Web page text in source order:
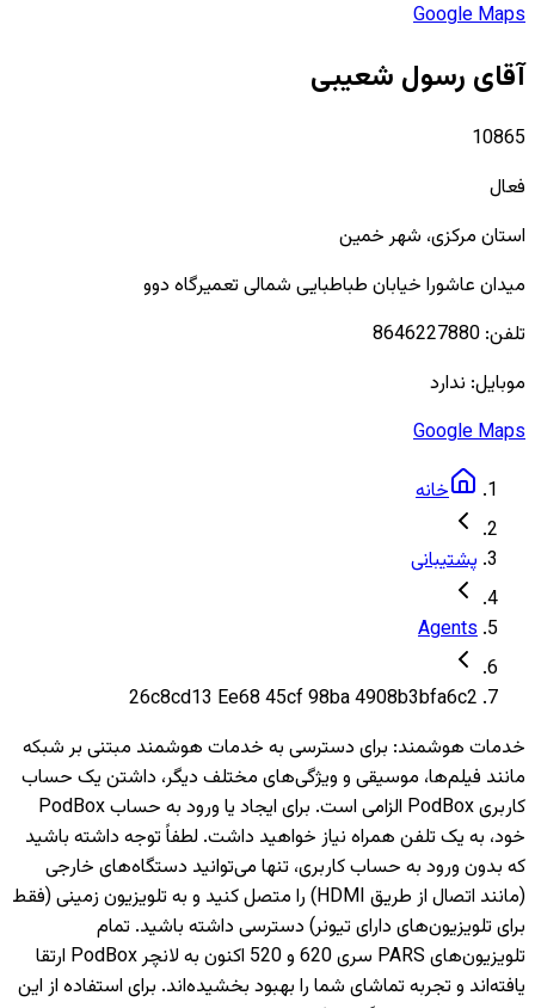
Google Maps
آقای رسول شعیبی
10865
فعال
استان مرکزی، شهرخمین
میدان عاشورا خیابان طباطبایی شمالی تعمیرگاه دوو
تلفن: 8646227880
موبایل: ندارد
Google Maps
خانه
پشتیبانی
Agents
26c8cd13 Ee68 45cf 98ba 4908b3bfa6c2
خدمات هوشمند: برای دسترسی به خدمات هوشمند مبتنی بر شبکه
مانند فیلم‌ها، موسیقی و ویژگی‌های مختلف دیگر، داشتن یک حساب
کاربری PodBox الزامی است. برای ایجاد یا ورود به حساب PodBox
خود، به یک تلفن همراه نیاز خواهید داشت. لطفاً توجه داشته باشید
که بدون ورود به حساب کاربری، تنها می‌توانید دستگاه‌های خارجی
(مانند اتصال از طریق HDMI) را متصل کنید و به تلویزیون‌ زمینی (فقط
برای تلویزیون‌های دارای تیونر) دسترسی داشته باشید. تمام
تلویزیون‌های PARS سری 620 و 520 اکنون به لانچر PodBox ارتقا
یافته‌اند و تجربه تماشای شما را بهبود بخشیده‌اند. برای استفاده از این